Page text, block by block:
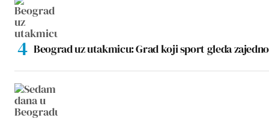
Beograd uz utakmicu: Grad koji sport gleda zajedno